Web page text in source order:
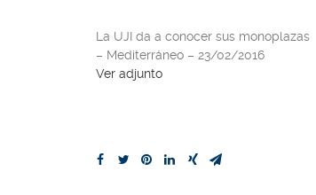
La UJI da a conocer sus monoplazas
– Mediterráneo – 23/02/2016
Ver adjunto